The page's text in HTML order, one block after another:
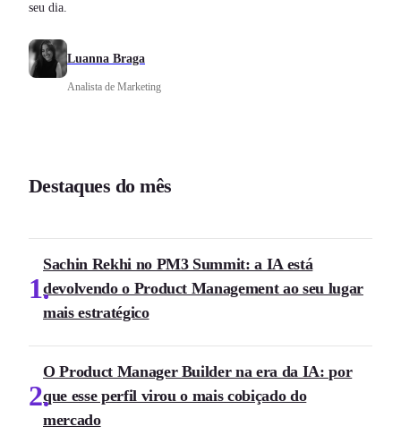
seu dia.
Luanna Braga
Analista de Marketing
Destaques do mês
1
Sachin Rekhi no PM3 Summit: a IA está
devolvendo o Product Management ao seu lugar
mais estratégico
2
O Product Manager Builder na era da IA: por
que esse perfil virou o mais cobiçado do
mercado